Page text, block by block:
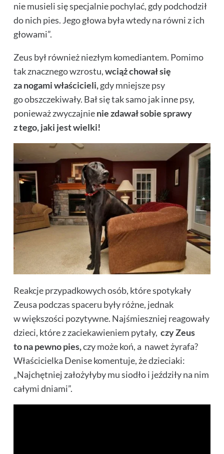
nie musieli się specjalnie pochylać, gdy podchodził
do nich pies. Jego głowa była wtedy na równi z ich
głowami”.
Zeus był również niezłym komediantem. Pomimo
tak znacznego wzrostu,wciąż chował się
za nogami właścicieli,gdy mniejsze psy
go obszczekiwały. Bał się tak samo jak inne psy,
ponieważ zwyczajnienie zdawał sobie sprawy
z tego, jaki jest wielki!
Reakcje przypadkowych osób, które spotykały
Zeusa podczas spaceru były różne, jednak
w większości pozytywne. Najśmieszniej reagowały
dzieci, które z zaciekawieniem pytały, czy Zeus
to na pewno pies,czy może koń, a nawet żyrafa?
Właścicielka Denise komentuje, że dzieciaki:
„Najchętniej założyłyby mu siodło i jeździły na nim
całymi dniami”.